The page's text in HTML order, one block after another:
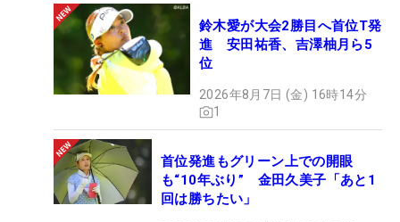
鈴木愛が大会2勝目へ首位T発
進 安田祐香、吉澤柚月ら5
位
2026年8月7日 (金) 16時14分
1
首位発進もグリーン上での開眼
も“10年ぶり” 金田久美子「あと1
回は勝ちたい」